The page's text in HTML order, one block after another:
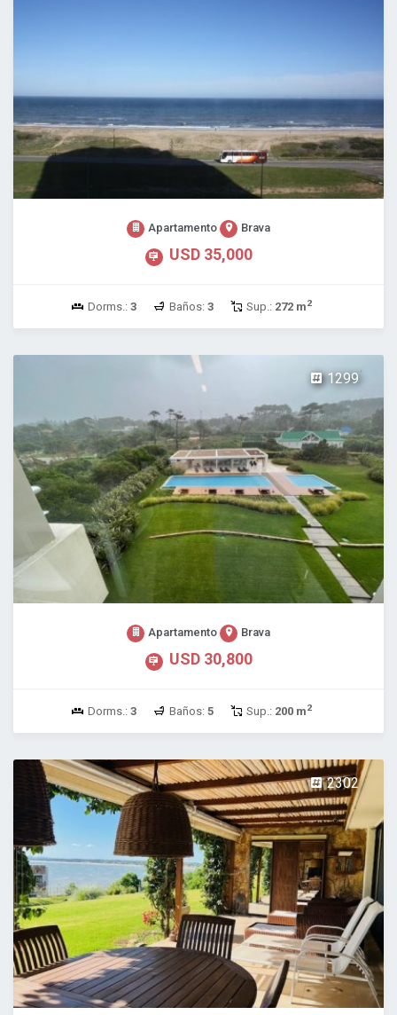
Apartamento Brava
USD 35,000
Dorms.: 3 Baños: 3 Sup.: 272 m2
1299
Apartamento Brava
USD 30,800
Dorms.: 3 Baños: 5 Sup.: 200 m2
2302